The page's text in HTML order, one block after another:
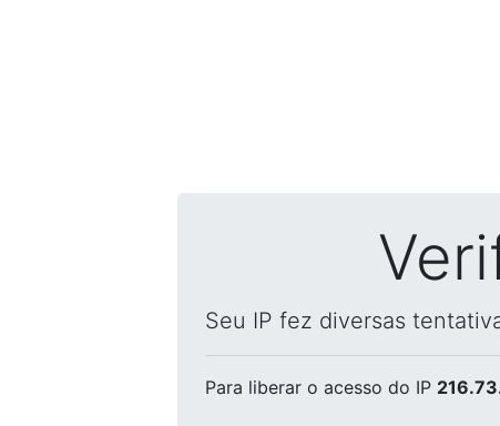
Seu IP fez diversas
Para liberar o acesso do IP